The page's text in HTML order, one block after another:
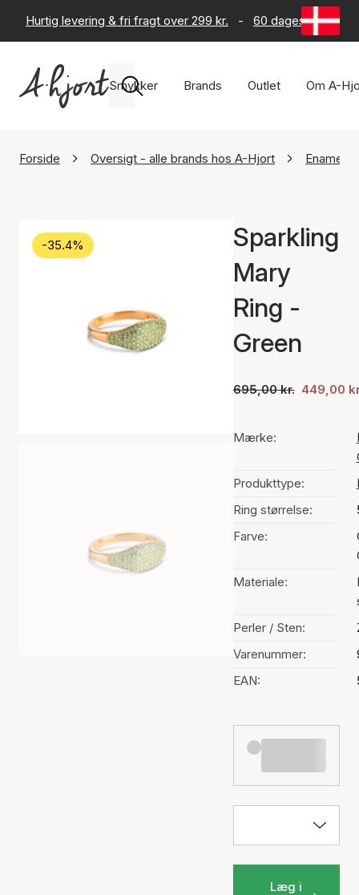
Hurtig levering & fri fragt over 299 kr. - 60 dages returret
Smykker Brands Outlet Om A-
Forside Oversigt - alle brands hos A-Hjort Enamel
-35.4%
Sparkling
Mary
Ring -
Green
695,00 kr. 449,00
Mærke:
Produkttype:
Ring størrelse:
Farve:
Materiale:
Perler / Sten:
Varenummer:
EAN:
Læg i